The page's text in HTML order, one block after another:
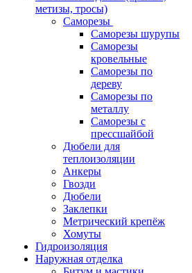
метизы, тросы)
Саморезы
Саморезы шурупы
Саморезы
кровельные
Саморезы по
дереву
Саморезы по
металлу
Саморезы с
прессшайбой
Дюбели для
теплоизоляции
Анкеры
Гвозди
Дюбели
Заклепки
Метрический крепёж
Хомуты
Гидроизоляция
Наружная отделка